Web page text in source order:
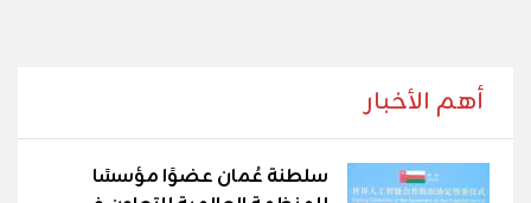
أهم الأخبار
سلطنة عُمان عضوًا مؤسسًا